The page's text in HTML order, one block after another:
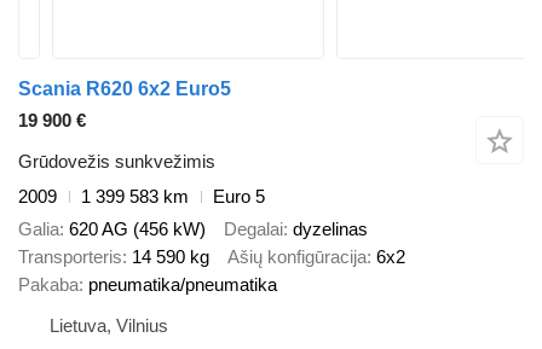
Scania R620 6x2 Euro5
19 900 €
Grūdovežis sunkvežimis
2009
1 399 583 km
Euro 5
Galia 620 AG (456 kW) Degalai dyzelinas
Transporteris 14 590 kg Ašių konfigūracija 6x2
Pakaba pneumatika/pneumatika
Lietuva, Vilnius